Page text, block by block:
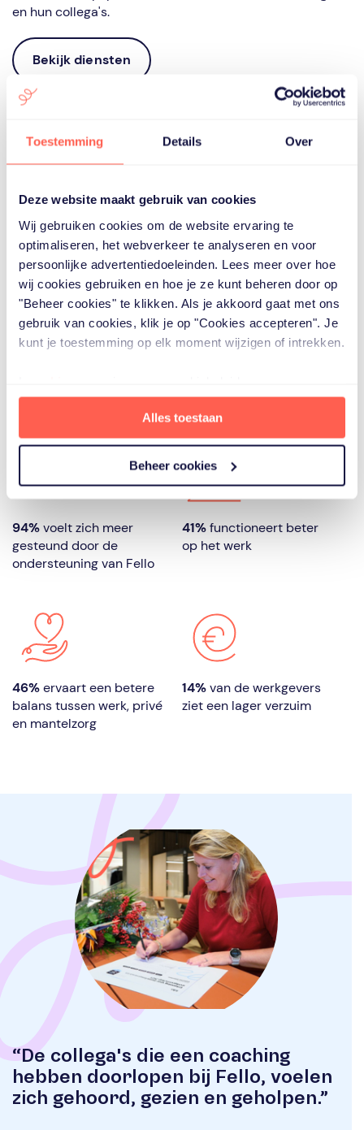
Toestemming Details Over
Deze website maakt gebruik van cookies
Wij gebruiken cookies om de website ervaring te
optimaliseren, het webverkeer te analyseren en voor
persoonlijke advertentiedoeleinden. Lees meer over hoe
wij cookies gebruiken en hoe je ze kunt beheren door op
"Beheer cookies" te klikken. Als je akkoord gaat met ons
gebruik van cookies, klik je op "Cookies accepteren". Je
kunt je toestemming op elk moment wijzigen of intrekken.
Alles toestaan
Beheer cookies
en hun collega's.
Bekijk diensten
van onze dienstverlening
94%voelt zich meer
gesteund door de
ondersteuning van Fello
41%functioneert beter
op het werk
46%ervaart een betere
balans tussen werk, privé
en mantelzorg
14%van de werkgevers
ziet een lager verzuim
“De collega's die een coaching
hebben doorlopen bij Fello, voelen
zich gehoord, gezien en geholpen.”